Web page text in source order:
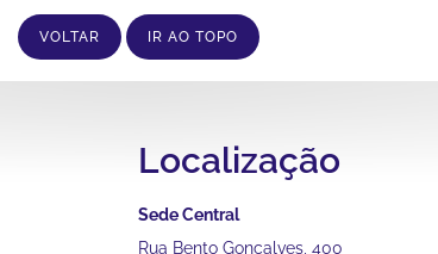
VOLTAR IR AO TOPO
Localização
Sede Central
Rua Bento Gonçalves, 400